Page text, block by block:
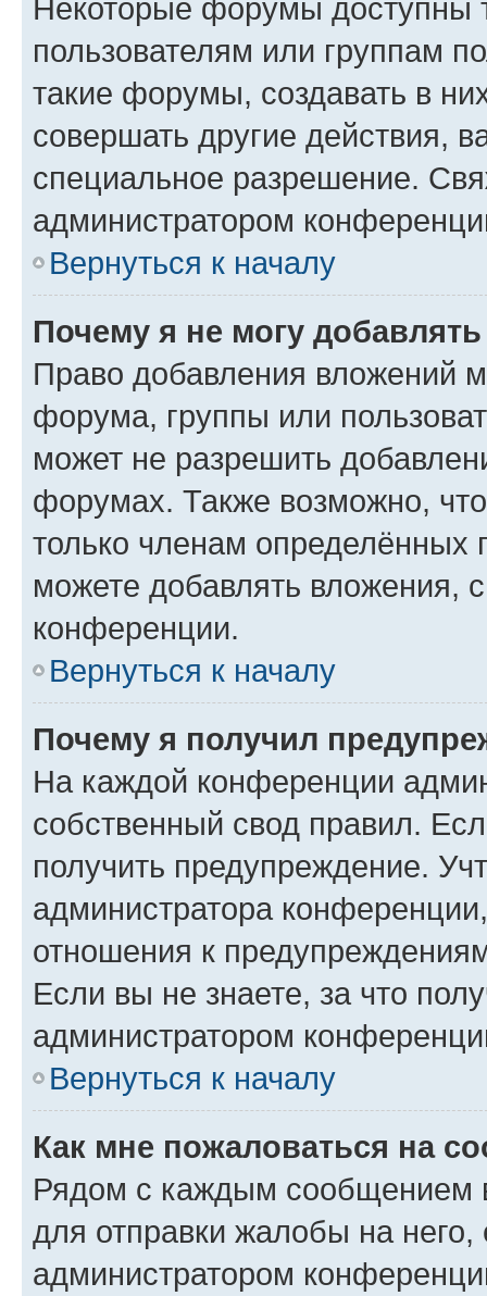
Некоторые форумы доступны
пользователям или группам
такие форумы, создавать в
совершать другие действия,
специальное разрешение.
администратором
Вернуться к началу
Почему я не могу
Право добавления вложений
форума, группы или
может не разрешить
форумах. Также возможно,
только членам определённых
можете добавлять вложения,
конференции.
Вернуться к началу
Почему я получил
На каждой конференции
собственный свод правил.
получить предупреждение.
администратора
отношения к
Если вы не знаете, за что
администратором
Вернуться к началу
Как мне пожаловаться на
Рядом с каждым сообщением
для отправки жалобы на
администратором